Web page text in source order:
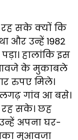
सके क्यों कि
और उन्हें 1982
हालांकि इस
के मुकाबले
रुपए मिले।
गांव आ बसे।
सके। छह
अपना घर-
मुआवजा